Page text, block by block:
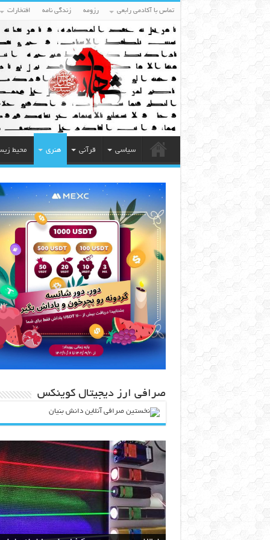
تماس با آکادمی رابعی رزومه زندگی نامه افتخارات
سیاسی قرآنی هنری محیط
صرافی ارز دیجیتال کوینکس